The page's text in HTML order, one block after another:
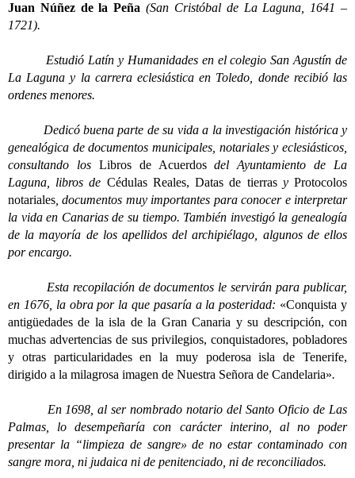
Juan Núñez de la Peña (San Cristóbal de La Laguna, 1641 –
1721).
Estudió Latín y Humanidades en el colegio San Agustín de
La Laguna y la carrera eclesiástica en Toledo, donde recibió las
ordenes menores.
Dedicó buena parte de su vida a la investigación histórica y
genealógica de documentos municipales, notariales y eclesiásticos,
consultando los Libros de Acuerdosdel Ayuntamiento de La
Laguna, libros de Cédulas Reales, Datas de tierrasyProtocolos
notariales , documentos muy importantes para conocer e interpretar
la vida en Canarias de su tiempo. También investigó la genealogía
de la mayoría de los apellidos del archipiélago, algunos de ellos
por encargo.
Esta recopilación de documentos le servirán para publicar,
en 1676, la obra por la que pasaría a la posteridad: «Conquista y
antigüedades de la isla de la Gran Canaria y su descripción, con
muchas advertencias de sus privilegios, conquistadores, pobladores
y otras particularidades en la muy poderosa isla de Tenerife,
dirigido a la milagrosa imagen de Nuestra Señora de Candelaria».
En 1698, al ser nombrado notario del Santo Oficio de Las
Palmas, lo desempeñaría con carácter interino, al no poder
presentar la “limpieza de sangre» de no estar contaminado con
sangre mora, ni judaica ni de penitenciado, ni de reconciliados.